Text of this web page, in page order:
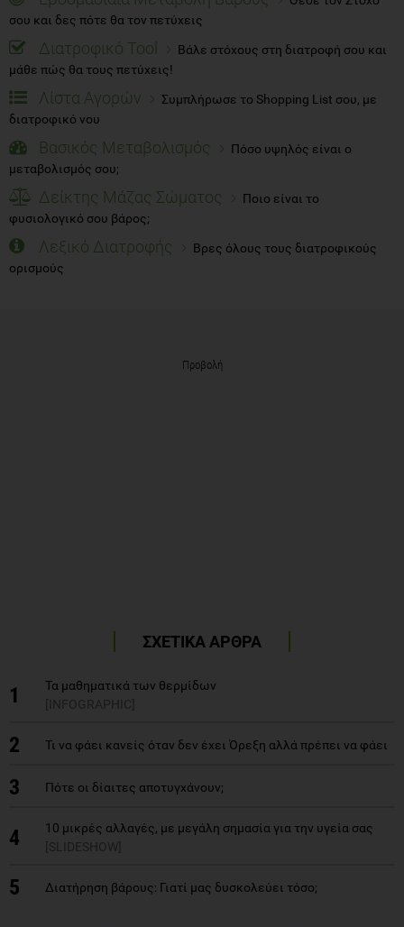
σου και δες πότε θα τον πετύχεις
Διατροφικό Tool
Βάλε στόχους στη διατροφή σου και
μάθε πώς θα τους πετύχεις!
Λίστα Αγορών
Συμπλήρωσε το Shopping List σου, με
διατροφικό νου
Βασικός Μεταβολισμός
Πόσο υψηλός είναι ο
μεταβολισμός σου;
Δείκτης Μάζας Σώματος
Ποιο είναι το
φυσιολογικό σου βάρος;
Λεξικό Διατροφής
Βρες όλους τους διατροφικούς
ορισμούς
Προβολή
ΣΧΕΤΙΚΑ ΑΡΘΡΑ
1
Τα μαθηματικά των θερμίδων
[INFOGRAPHIC]
2 Τι να φάει κανείς όταν δεν έχει Όρεξη αλλά πρέπει να φάει
3 Πότε οι δίαιτες αποτυγχάνουν;
4
10 μικρές αλλαγές, με μεγάλη σημασία για την υγεία σας
[SLIDESHOW]
5 Διατήρηση βάρους: Γιατί μας δυσκολεύει τόσο;